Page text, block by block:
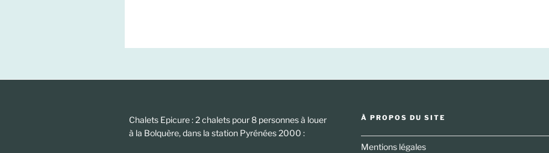
Chalets Epicure : 2 chalets pour 8 personnes à louer
à la Bolquère, dans la station Pyrénées 2000 :
À PROPOS DU SITE
Mentions légales